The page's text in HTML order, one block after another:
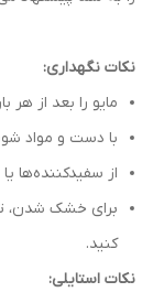
نکات نگهداری:
مایو را بعد از هر
با دست و مواد
از سفیدکننده‌ها
برای خشک شدن،
کنید.
نکات استایلی: